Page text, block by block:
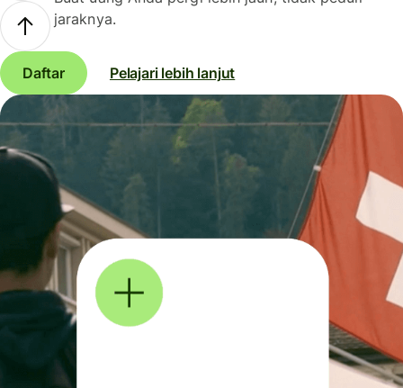
jaraknya.
Daftar Pelajari lebih lanjut